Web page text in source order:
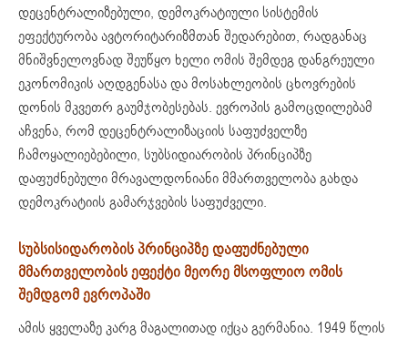
დეცენტრალიზებული, დემოკრატიული სისტემის
ეფექტურობა ავტორიტარიზმთან შედარებით, რადგანაც
მნიშვნელოვნად შეუწყო ხელი ომის შემდეგ დანგრეული
ეკონომიკის აღდგენასა და მოსახლეობის ცხოვრების
დონის მკვეთრ გაუმჯობესებას. ევროპის გამოცდილებამ
აჩვენა, რომ დეცენტრალიზაციის საფუძველზე
ჩამოყალიებებილი, სუბსიდიარობის პრინციპზე
დაფუძნებული მრავალდონიანი მმართველობა გახდა
დემოკრატიის გამარჯვების საფუძველი.
სუბსისიდარობის პრინციპზე დაფუძნებული
მმართველობის ეფექტი მეორე მსოფლიო ომის
შემდგომ ევროპაში
ამის ყველაზე კარგ მაგალითად იქცა გერმანია. 1949 წლის